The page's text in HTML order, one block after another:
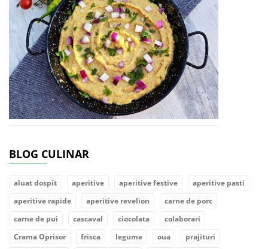
BLOG CULINAR
aluat dospit aperitive aperitive festive
aperitive pasti
aperitive rapide
aperitive revelion
carne de porc
carne de pui
cascaval ciocolata
colaborari
Crama Oprisor
frisca legume oua
prajituri